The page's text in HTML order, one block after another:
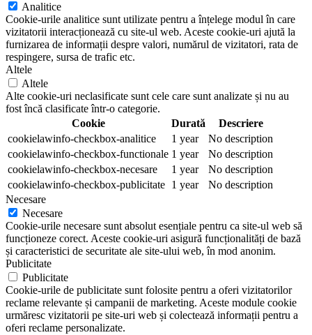
Analitice
Cookie-urile analitice sunt utilizate pentru a înțelege modul în care
vizitatorii interacționează cu site-ul web. Aceste cookie-uri ajută la
furnizarea de informații despre valori, numărul de vizitatori, rata de
respingere, sursa de trafic etc.
Altele
Altele
Alte cookie-uri neclasificate sunt cele care sunt analizate și nu au
fost încă clasificate într-o categorie.
Cookie
Durată
Descriere
cookielawinfo-checkbox-analitice
1 year
No description
cookielawinfo-checkbox-functionale 1 year
No description
cookielawinfo-checkbox-necesare
1 year
No description
cookielawinfo-checkbox-publicitate 1 year
No description
Necesare
Necesare
Cookie-urile necesare sunt absolut esențiale pentru ca site-ul web să
funcționeze corect. Aceste cookie-uri asigură funcționalități de bază
și caracteristici de securitate ale site-ului web, în mod anonim.
Publicitate
Publicitate
Cookie-urile de publicitate sunt folosite pentru a oferi vizitatorilor
reclame relevante și campanii de marketing. Aceste module cookie
urmăresc vizitatorii pe site-uri web și colectează informații pentru a
oferi reclame personalizate.